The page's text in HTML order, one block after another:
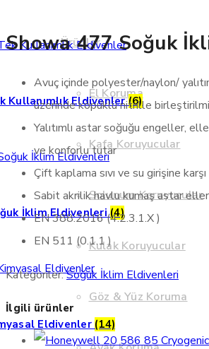
Ürünler
El Koruma
Kafa Koruyucular
Solunum Koruyucular
Kulak Koruyucular
Göz & Yüz Koruma
Kullanımlık Eldivenler(6)
İklim Eldivenleri(4)
Eldivenler (14)
Showa 477 Soğuk
Avuç içinde polyester/naylon/
üzerinde köpüklü nitrille
Yalıtımlı astar soğuğu engeller,
ve konforlu tutar
Çift kaplama sıvı ve su girişine
Sabit akrilik havlu kumaş astar
EN 388:2016 (4.2.3.1.X )
EN 511 (0.1.1 )
Kategoriler:Soğuk İklim Eldivenleri
İlgili ürünler